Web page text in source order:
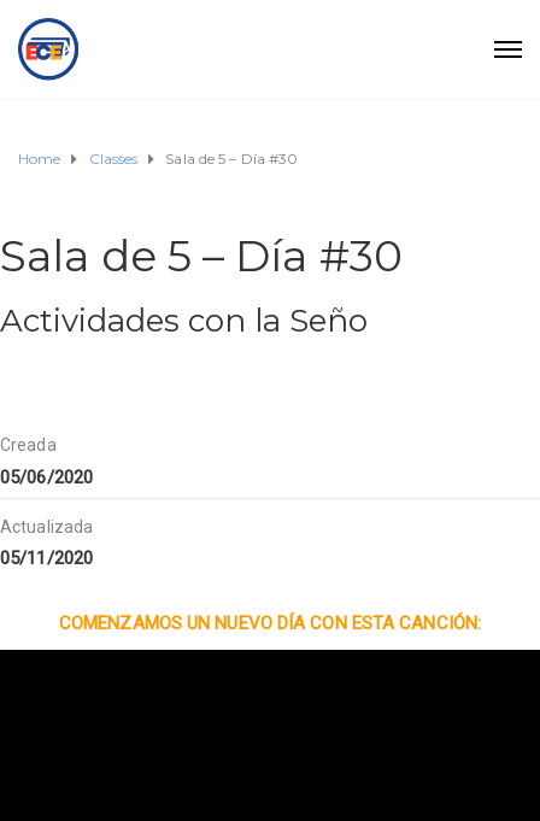
Home Classes Sala de 5 – Día #30
Sala de 5 – Día #30
Actividades con la Seño
Creada
05/06/2020
Actualizada
05/11/2020
COMENZAMOS UN NUEVO DÍA CON ESTA CANCIÓN: